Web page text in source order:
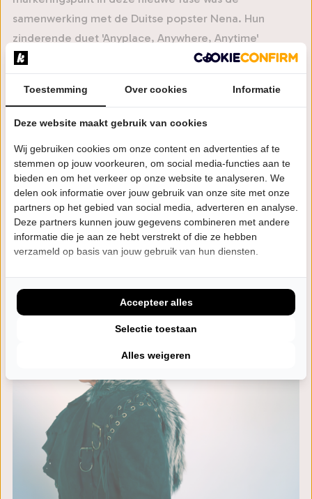
samenwerking met de Duitse popster Nena. Hun
zinderende duet 'Anyplace, Anywhere, Anytime'
bereikte in 2003 de eerste plaats in de Nederlandse
hitlijsten en groeide uit tot een van de meest
memorabele popduetten van die periode. Het
vullen.
Kim Wilde bewijst dat authentieke popmuziek de tand
des tijds moeiteloos doorstaat. Haar live-reputatie is
na al die jaren onverminderd krachtig en energiek.
Pop don't stop!
Toestemming Over cookies Informatie
Deze website maakt gebruik van cookies
Wij gebruiken cookies om onze content en advertenties af te
stemmen op jouw voorkeuren, om social media-functies aan te
bieden en om het verkeer op onze website te analyseren. We
delen ook informatie over jouw gebruik van onze site met onze
partners op het gebied van social media, adverteren en analyse.
Deze partners kunnen jouw gegevens combineren met andere
informatie die je aan ze hebt verstrekt of die ze hebben
verzameld op basis van jouw gebruik van hun diensten.
Alles weigeren
Selectie toestaan
Accepteer alles